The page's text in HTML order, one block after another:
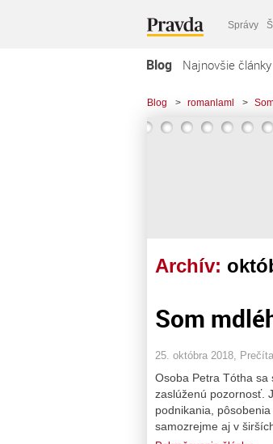
Správy
Blog Najnovšie články
Blog > romanlaml >
Archív:
Som
25. októbra 2018,
Osoba Petra Tótha
zaslúženú pozornosť.
podnikania,
samozrejme aj v